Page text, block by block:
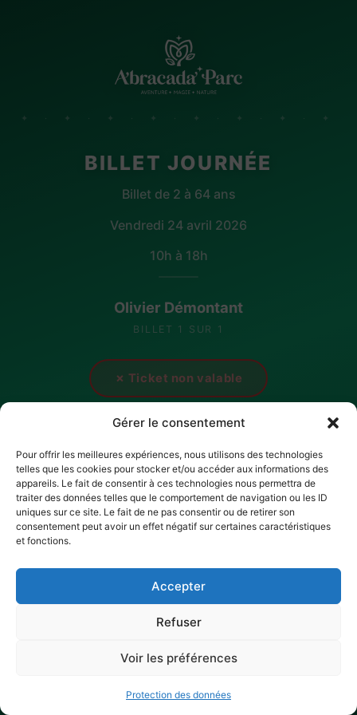
Gérer le consentement
Pour offrir les meilleures expériences, nous utilisons des technologies
telles que les cookies pour stocker et/ou accéder aux informations des
appareils. Le fait de consentir à ces technologies nous permettra de
traiter des données telles que le comportement de navigation ou les ID
uniques sur ce site. Le fait de ne pas consentir ou de retirer son
consentement peut avoir un effet négatif sur certaines caractéristiques
et fonctions.
Accepter
Refuser
Voir les préférences
Protection des données
✦ · ✦ · ✦ · ✦ · ✦ · ✦ · ✦ · ✦
BILLET JOURNÉE
Billet de 2 à 64 ans
Vendredi 24 avril 2026
10h à 18h
Olivier Démontant
BILLET 1 SUR 1
✗ Ticket non valable